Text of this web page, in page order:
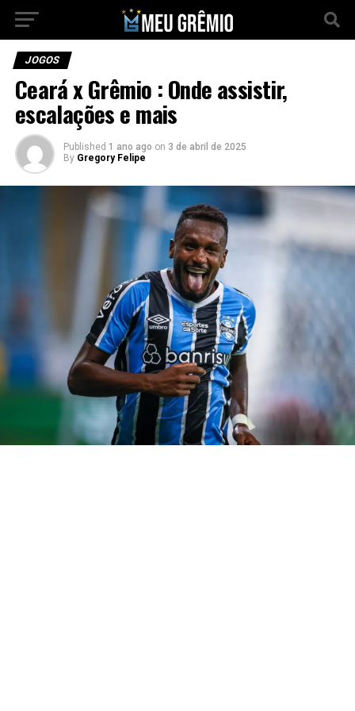
JOGOS
Ceará x Grêmio : Onde assistir,
escalações e mais
Published 1 ano ago on 3 de abril de 2025
By Gregory Felipe